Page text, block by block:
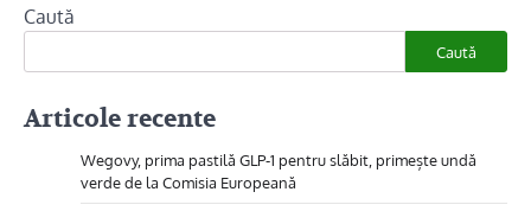
Caută
Caută
Articole recente
Wegovy, prima pastilă GLP-1 pentru slăbit, primește undă
verde de la Comisia Europeană